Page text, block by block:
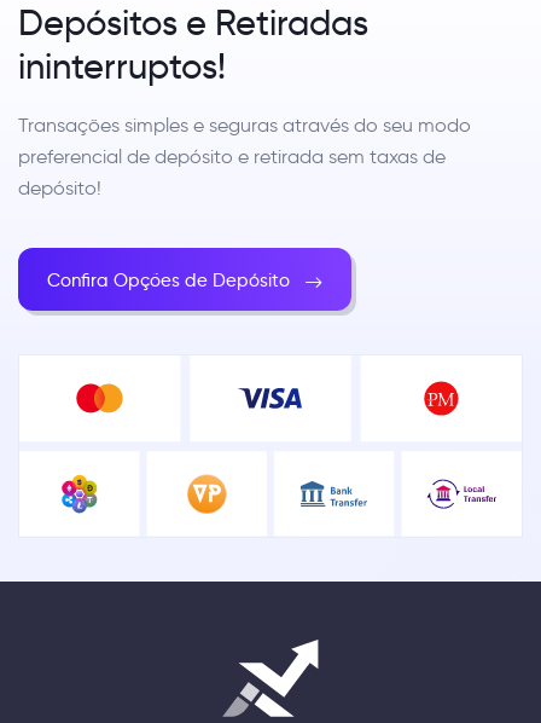
Depósitos e Retiradas
ininterruptos!
Transações simples e seguras através do seu modo
preferencial de depósito e retirada sem taxas de
depósito!
Confira Opções de Depósito